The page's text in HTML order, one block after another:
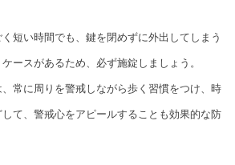
短い時間でも、鍵を閉めずに外出してしまう
ースがあるため、必ず施錠しましょう。
常に周りを警戒しながら歩く習慣をつけ、時
て、警戒心をアピールすることも効果的な防